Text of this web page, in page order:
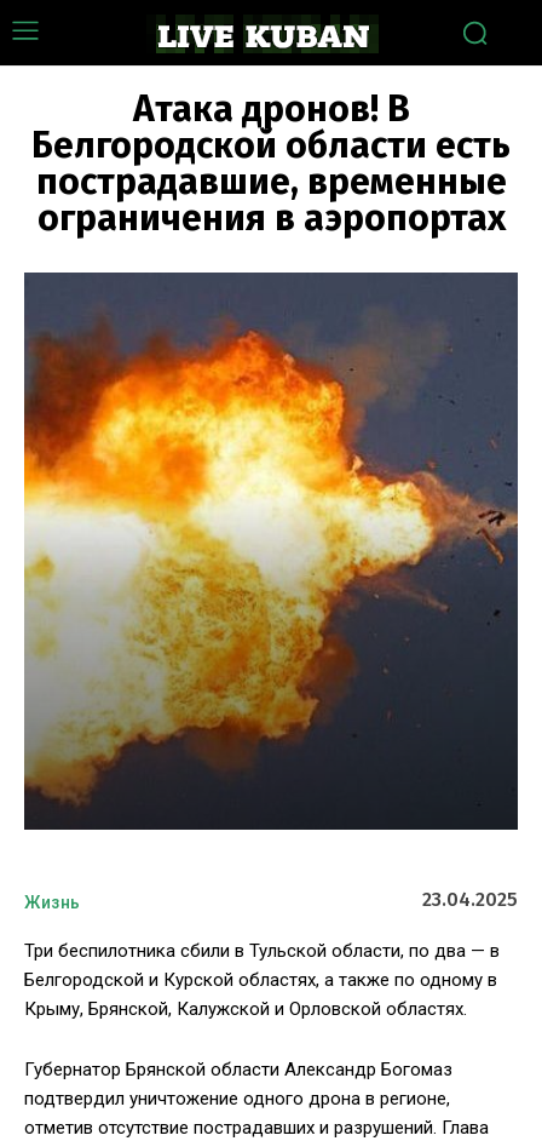
Атака дронов! В
Белгородской области есть
пострадавшие, временные
ограничения в аэропортах
Жизнь 23.04.2025
Три беспилотника сбили в Тульской области, по два — в
Белгородской и Курской областях, а также по одному в
Крыму, Брянской, Калужской и Орловской областях.
Губернатор Брянской области Александр Богомаз
подтвердил уничтожение одного дрона в регионе,
отметив отсутствие пострадавших и разрушений. Глава